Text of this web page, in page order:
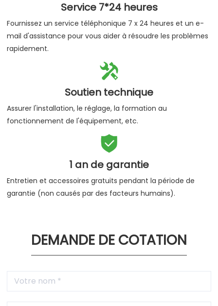
Service 7*24 heures
Fournissez un service téléphonique 7 x 24 heures et un e-
mail d'assistance pour vous aider à résoudre les problèmes
rapidement.

Soutien technique
Assurer l'installation, le réglage, la formation au
fonctionnement de l'équipement, etc.

1 an de garantie
Entretien et accessoires gratuits pendant la période de
garantie (non causés par des facteurs humains).
DEMANDE DE COTATION